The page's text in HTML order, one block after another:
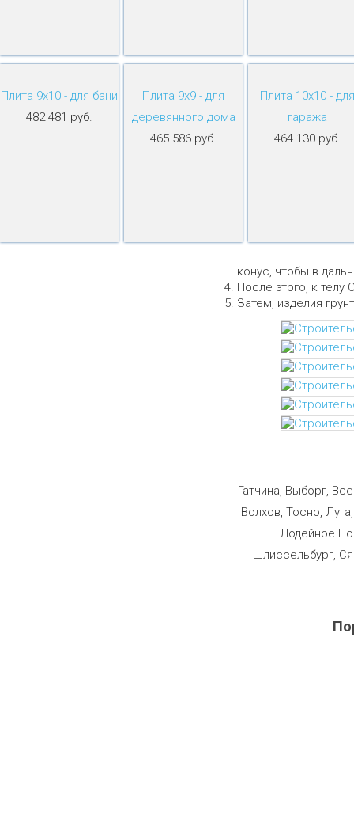
Плита 9х10 - для бани
482 481 руб.
Плита 9х9 - для
деревянного дома
465 586 руб.
Плита 10х10 - для
гаража
464 130 руб.
конус, чтобы в
После этого, к телу
Затем, изделия
Гатчина, Выборг,
Волхов, Тосно,
Лодейное
Шлиссельбург,